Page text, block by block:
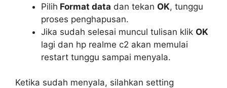
Pilih Format data dan tekan OK, tunggu
proses penghapusan.
Jika sudah selesai muncul tulisan klik OK
lagi dan hp realme c2 akan memulai
restart tunggu sampai menyala.
Ketika sudah menyala, silahkan setting